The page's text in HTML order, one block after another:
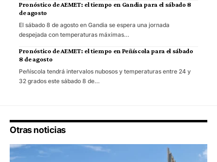
Pronóstico de AEMET: el tiempo en Gandia para el sábado 8
de agosto
El sábado 8 de agosto en Gandia se espera una jornada
despejada con temperaturas máximas…
Pronóstico de AEMET: el tiempo en Peñíscola para el sábado
8 de agosto
Peñíscola tendrá intervalos nubosos y temperaturas entre 24 y
32 grados este sábado 8 de…
Otras noticias